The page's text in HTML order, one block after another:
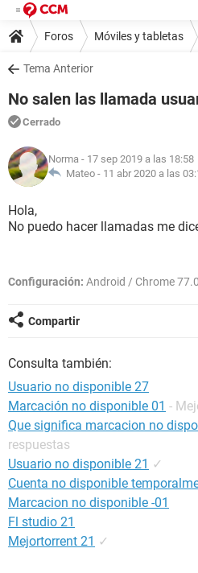
Foros Móviles y tabletas
Tema Anterior
No salen las llamada
Cerrado
Norma - 17 sep 2019 a las 18:58
Mateo - 11 abr 2020 a las
Hola,
No puedo hacer llamadas me
Configuración: Android / Chrome
Compartir
Consulta también:
Usuario no disponible 27
Marcación no disponible 01 -
Que significa marcacion no
respuestas
Usuario no disponible 21 ✓
Cuenta no disponible
Marcacion no disponible -01
Fl studio 21
Mejortorrent 21 ✓